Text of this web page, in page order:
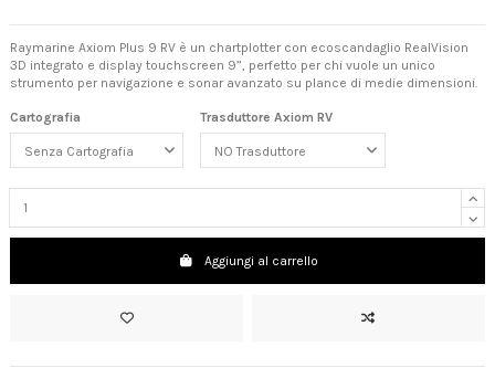
Raymarine Axiom Plus 9 RV è un chartplotter con ecoscandaglio RealVision
3D integrato e display touchscreen 9”, perfetto per chi vuole un unico
strumento per navigazione e sonar avanzato su plance di medie dimensioni.
Cartografia Trasduttore Axiom RV
Aggiungi al carrello